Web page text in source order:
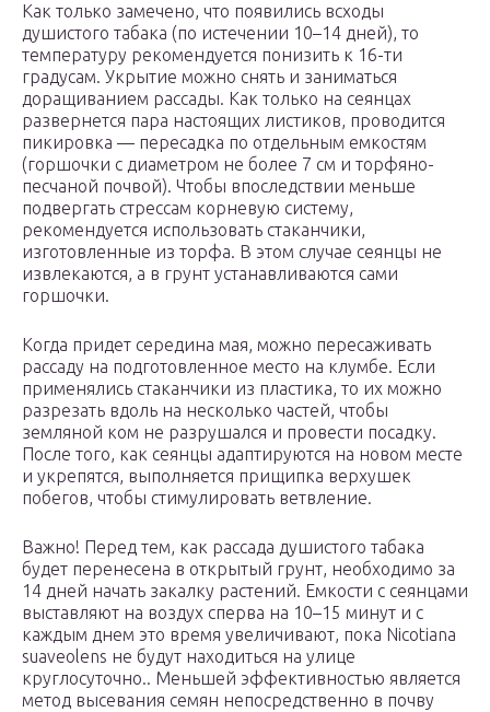
Как только замечено, что появились всходы
душистого табака (по истечении 10–14 дней), то
температуру рекомендуется понизить к 16-ти
градусам. Укрытие можно снять и заниматься
доращиванием рассады. Как только на сеянцах
развернется пара настоящих листиков, проводится
пикировка — пересадка по отдельным емкостям
(горшочки с диаметром не более 7 см и торфяно-
песчаной почвой). Чтобы впоследствии меньше
подвергать стрессам корневую систему,
рекомендуется использовать стаканчики,
изготовленные из торфа. В этом случае сеянцы не
извлекаются, а в грунт устанавливаются сами
горшочки.
Когда придет середина мая, можно пересаживать
рассаду на подготовленное место на клумбе. Если
применялись стаканчики из пластика, то их можно
разрезать вдоль на несколько частей, чтобы
земляной ком не разрушался и провести посадку.
После того, как сеянцы адаптируются на новом месте
и укрепятся, выполняется прищипка верхушек
побегов, чтобы стимулировать ветвление.
Важно! Перед тем, как рассада душистого табака
будет перенесена в открытый грунт, необходимо за
14 дней начать закалку растений. Емкости с сеянцами
выставляют на воздух сперва на 10–15 минут и с
каждым днем это время увеличивают, пока Nicotiana
suaveolens не будут находиться на улице
круглосуточно.. Меньшей эффективностью является
метод высевания семян непосредственно в почву